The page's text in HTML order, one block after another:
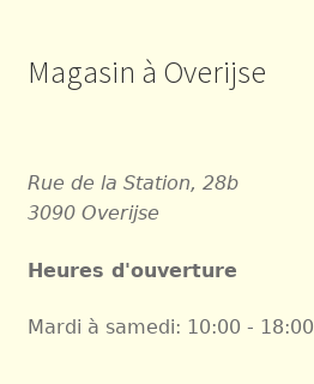
Magasin à Overijse
Rue de la Station, 28b
3090 Overijse
Heures d'ouverture
Mardi à samedi: 10:00 - 18:00